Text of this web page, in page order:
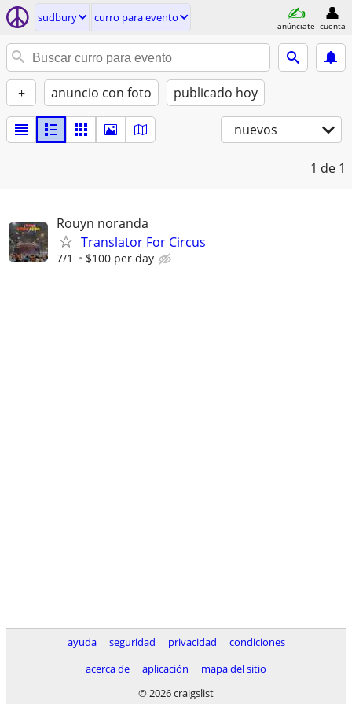
sudbury curro para evento
anúnciate cuenta
+ anuncio con foto publicado hoy
nuevos
1 de 1
Rouyn noranda
Translator For Circus
7/1 $100 per day
ayuda seguridad privacidad
condiciones
acerca de
aplicación
mapa del sitio
© 2026 craigslist